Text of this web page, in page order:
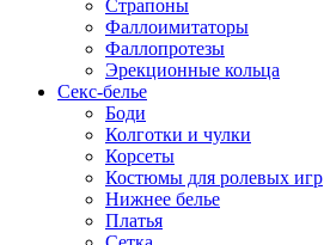
Страпоны
Фаллоимитаторы
Фаллопротезы
Эрекционные кольца
Секс-белье
Боди
Колготки и чулки
Корсеты
Костюмы для ролевых игр
Нижнее белье
Платья